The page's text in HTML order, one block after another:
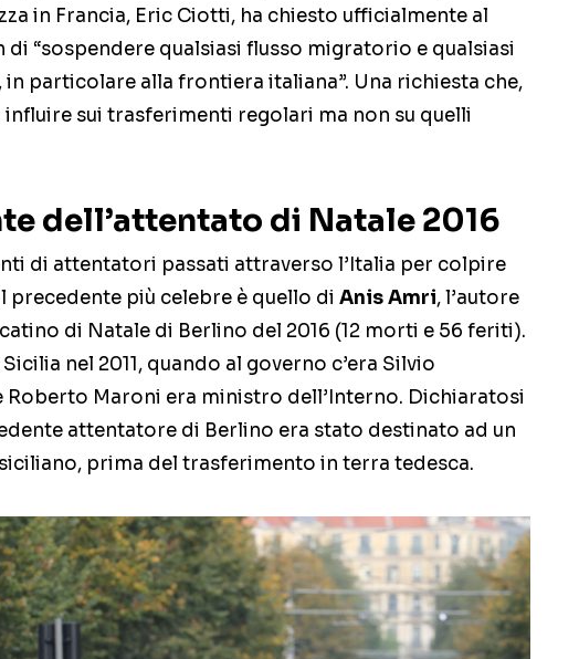
in Francia, Eric Ciotti, ha chiesto ufficialmente al
di “sospendere qualsiasi flusso migratorio e qualsiasi
particolare alla frontiera italiana”. Una richiesta che,
sui trasferimenti regolari ma non su quelli
dell’attentato di Natale 2016
di attentatori passati attraverso l’Italia per colpire
precedente più celebre è quello di Anis Amri, l’autore
di Natale di Berlino del 2016 (12 morti e 56 feriti).
nel 2011, quando al governo c’era Silvio
Roberto Maroni era ministro dell’Interno. Dichiaratosi
attentatore di Berlino era stato destinato ad un
prima del trasferimento in terra tedesca.